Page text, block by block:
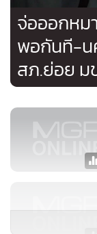
จ่อออกหม
พอกันที-น
สภ.ย่อย ม